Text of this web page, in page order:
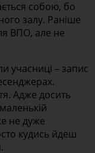
собою, бо
залу. Раніше
ВПО, але не
учасниці – запис
Адже досить
не дуже
кудись йдеш